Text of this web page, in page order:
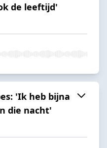
de leeftijd'
'Ik heb bijna
die nacht'